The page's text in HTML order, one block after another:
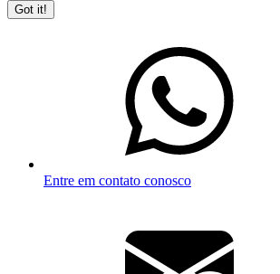
Got it!
Entre em contato conosco